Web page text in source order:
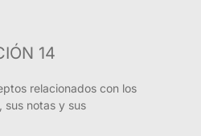
14
relacionados con los
sus notas y sus